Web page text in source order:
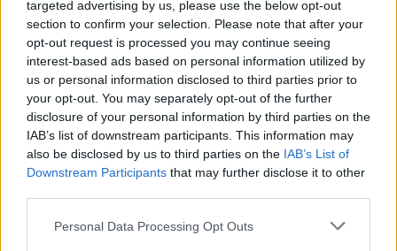
targeted advertising by us, please use the below opt-out
section to confirm your selection. Please note that after your
opt-out request is processed you may continue seeing
interest-based ads based on personal information utilized by
us or personal information disclosed to third parties prior to
your opt-out. You may separately opt-out of the further
disclosure of your personal information by third parties on the
IAB’s list of downstream participants. This information may
also be disclosed by us to third parties on the IAB’s List of
Downstream Participants that may further disclose it to other
Personal Data Processing Opt Outs
Une fois la cause identifiée et le problème résolu,
quelques bonnes pratiques peuvent prévenir une
nouvelle augmentation :
Surveillez votre compteur régulièrement, au moins
une fois par mois.
apparaissent.